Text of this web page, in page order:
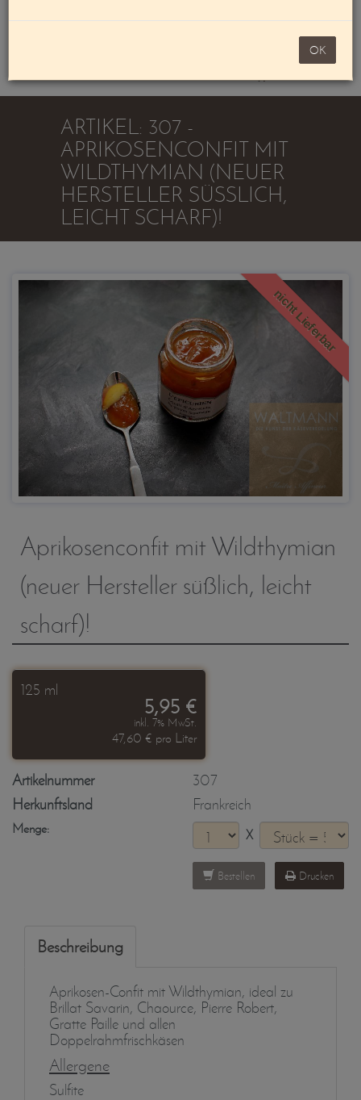
noch 100,00 €
Warenkorb
OK
ARTIKEL: 307 -
APRIKOSENCONFIT MIT
WILDTHYMIAN (NEUER
HERSTELLER SÜSSLICH, L
EICHT SCHARF)!
nicht Lieferbar
Aprikosenconfit mit Wildthymian
(neuer Hersteller süßlich, leicht
scharf)!
125 ml
5,95 €
inkl. 7% MwSt.
47,60 € pro Liter
Artikelnummer
307
Herkunftsland
Frankreich
Menge: X
Bestellen Drucken
Beschreibung
Aprikosen-Confit mit Wildthymian, ideal zu
Brillat Savarin, Chaource, Pierre Robert,
Gratte Paille und allen
Doppelrahmfrischkäsen
Allergene
Sulfite